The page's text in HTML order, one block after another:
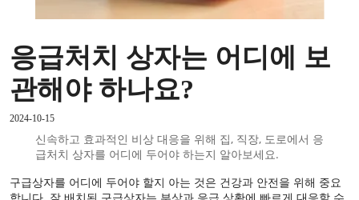
응급처치 상자는 어디에 보
관해야 하나요?
2024-10-15
신속하고 효과적인 비상 대응을 위해 집, 직장, 도로에서 응
급처치 상자를 어디에 두어야 하는지 알아보세요.
구급상자를 어디에 두어야 할지 아는 것은 건강과 안전을 위해 중요